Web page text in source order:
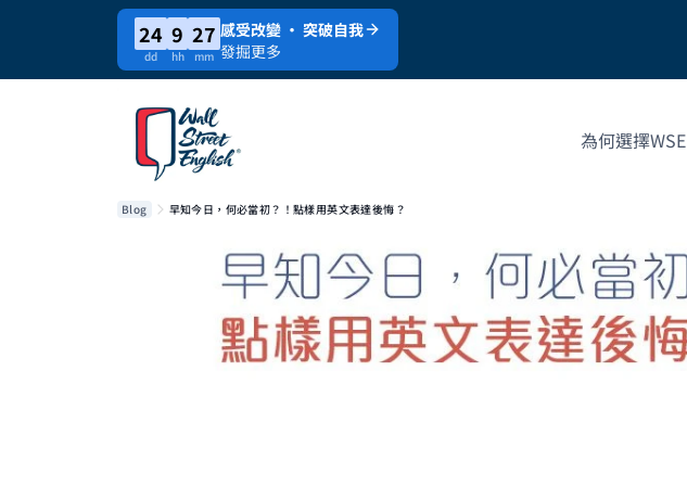
24
dd
9
hh
27
mm
感受改變 · 突破自我
發掘更多
為何選擇WSE
Blog 早知今日，何必當初？！點樣用英文表達後悔？